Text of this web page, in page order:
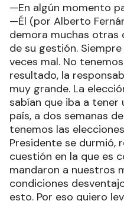
—En algún momento
—Él (por Alberto
demora muchas otras
de su gestión.
veces mal. No
resultado, la
muy grande. La
sabían que iba a
país, a dos semanas
tenemos las
Presidente se durmió,
cuestión en la que es
mandaron a nuestros
condiciones
esto. Por eso quiero